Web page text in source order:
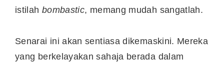
istilah bombastic, memang mudah sangatlah.
Senarai ini akan sentiasa dikemaskini. Mereka
yang berkelayakan sahaja berada dalam